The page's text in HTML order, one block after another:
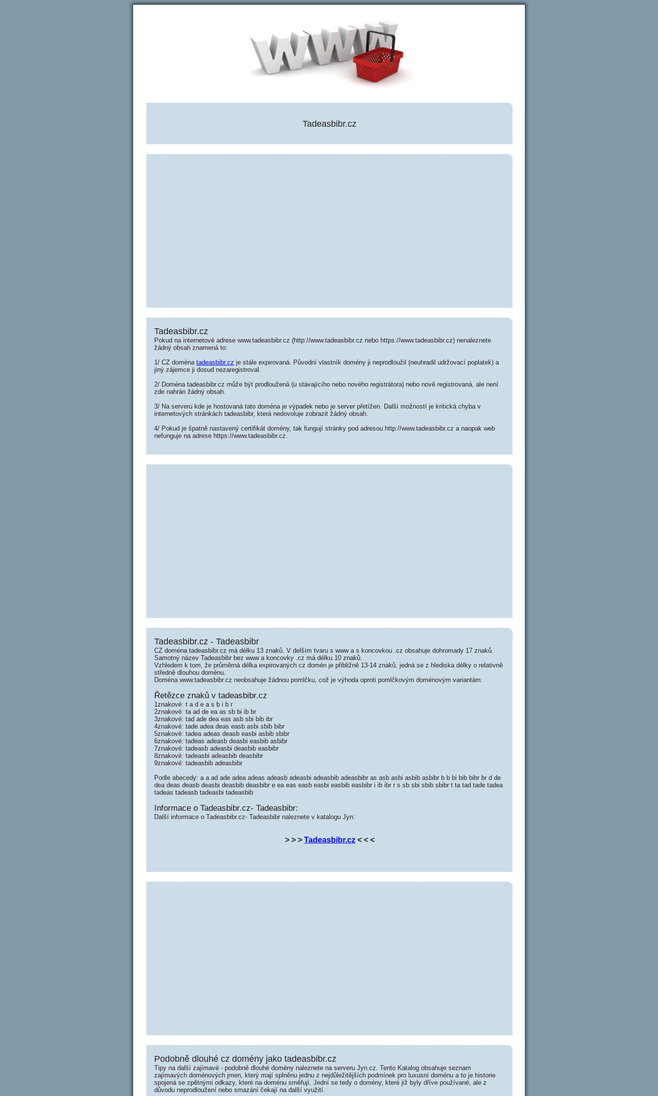
Tadeasbibr.cz
Tadeasbibr.cz
Pokud na internetové adrese www.tadeasbibr.cz (http://www.tadeasbibr.cz nebo https://www.tadeasbibr.cz) nenaleznete
žádný obsah znamená to:
1/ CZ doména tadeasbibr.cz je stále expirovaná. Původní vlastník domény ji neprodloužil (neuhradil udržovací poplatek) a
jiný zájemce ji dosud nezaregistroval.
2/ Doména tadeasbibr.cz může být prodloužená (u stávajícího nebo nového registrátora) nebo nově registrovaná, ale není
zde nahrán žádný obsah.
3/ Na serveru kde je hostovaná tato doména je výpadek nebo je server přetížen. Další možností je kritická chyba v
internetových stránkách tadeasbibr, která nedovoluje zobrazit žádný obsah.
4/ Pokud je špatně nastavený certifikát domény, tak fungují stránky pod adresou http://www.tadeasbibr.cz a naopak web
nefunguje na adrese https://www.tadeasbibr.cz.
Tadeasbibr.cz - Tadeasbibr
CZ doména tadeasbibr.cz má délku 13 znaků. V delším tvaru s www a s koncovkou .cz obsahuje dohromady 17 znaků.
Samotný název Tadeasbibr bez www a koncovky .cz má délku 10 znaků.
Vzhledem k tom, že průměrná délka expirovaných cz domén je přibližně 13-14 znaků, jedná se z hlediska délky o relativně
středně dlouhou doménu.
Doména www.tadeasbibr.cz neobsahuje žádnou pomlčku, což je výhoda oproti pomlčkovým doménovým variantám.
Řetězce znaků v tadeasbibr.cz
1znakové: t a d e a s b i b r
2znakové: ta ad de ea as sb bi ib br
3znakové: tad ade dea eas asb sbi bib ibr
4znakové: tade adea deas easb asbi sbib bibr
5znakové: tadea adeas deasb easbi asbib sbibr
6znakové: tadeas adeasb deasbi easbib asbibr
7znakové: tadeasb adeasbi deasbib easbibr
8znakové: tadeasbi adeasbib deasbibr
9znakové: tadeasbib adeasbibr
Podle abecedy: a a ad ade adea adeas adeasb adeasbi adeasbib adeasbibr as asb asbi asbib asbibr b b bi bib bibr br d de
dea deas deasb deasbi deasbib deasbibr e ea eas easb easbi easbib easbibr i ib ibr r s sb sbi sbib sbibr t ta tad tade tadea
tadeas tadeasb tadeasbi tadeasbib
Informace o Tadeasbibr.cz- Tadeasbibr:
Další informace o Tadeasbibr.cz- Tadeasbibr naleznete v katalogu Jyn:
> > > Tadeasbibr.cz< < <
Podobně dlouhé cz domény jako tadeasbibr.cz
Tipy na další zajímavé - podobně dlouhé domény naleznete na serveru Jyn.cz. Tento Katalog obsahuje seznam
zajímavých doménových jmen, který mají splněnu jednu z nejdůležitějších podmínek pro luxusní doménu a to je historie
spojená se zpětnými odkazy, které na doménu směřují. Jední se tedy o domény, které již byly dříve používané, ale z
důvodu neprodloužení nebo smazání čekají na další využití.